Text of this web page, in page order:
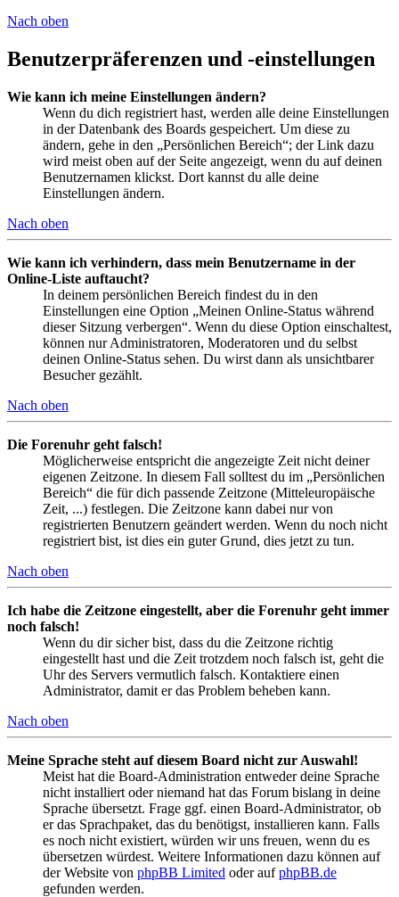
Nach oben
Benutzerpräferenzen und -einstellungen
Wie kann ich meine Einstellungen ändern?
Wenn du dich registriert hast, werden alle deine Einstellungen
in der Datenbank des Boards gespeichert. Um diese zu
ändern, gehe in den „Persönlichen Bereich“; der Link dazu
wird meist oben auf der Seite angezeigt, wenn du auf deinen
Benutzernamen klickst. Dort kannst du alle deine
Einstellungen ändern.
Nach oben
Wie kann ich verhindern, dass mein Benutzername in der
Online-Liste auftaucht?
In deinem persönlichen Bereich findest du in den
Einstellungen eine Option „Meinen Online-Status während
dieser Sitzung verbergen“. Wenn du diese Option einschaltest,
können nur Administratoren, Moderatoren und du selbst
deinen Online-Status sehen. Du wirst dann als unsichtbarer
Besucher gezählt.
Nach oben
Die Forenuhr geht falsch!
Möglicherweise entspricht die angezeigte Zeit nicht deiner
eigenen Zeitzone. In diesem Fall solltest du im „Persönlichen
Bereich“ die für dich passende Zeitzone (Mitteleuropäische
Zeit, ...) festlegen. Die Zeitzone kann dabei nur von
registrierten Benutzern geändert werden. Wenn du noch nicht
registriert bist, ist dies ein guter Grund, dies jetzt zu tun.
Nach oben
Ich habe die Zeitzone eingestellt, aber die Forenuhr geht immer
noch falsch!
Wenn du dir sicher bist, dass du die Zeitzone richtig
eingestellt hast und die Zeit trotzdem noch falsch ist, geht die
Uhr des Servers vermutlich falsch. Kontaktiere einen
Administrator, damit er das Problem beheben kann.
Nach oben
Meine Sprache steht auf diesem Board nicht zur Auswahl!
Meist hat die Board-Administration entweder deine Sprache
nicht installiert oder niemand hat das Forum bislang in deine
Sprache übersetzt. Frage ggf. einen Board-Administrator, ob
er das Sprachpaket, das du benötigst, installieren kann. Falls
es noch nicht existiert, würden wir uns freuen, wenn du es
übersetzen würdest. Weitere Informationen dazu können auf
der Website von phpBB Limited oder aufphpBB.de
gefunden werden.